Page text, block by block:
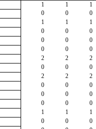
1 1
1
0 0
0
1 1
1
0 0
0
0 0
0
0 0
0
2 2
2
0 0
0
2 2
2
0 0
0
0 0
0
0 0
0
1 1
1
0 0
0